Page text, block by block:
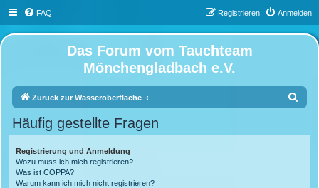
FAQ Anmelden
Registrieren
Das Forum vom Tauchteam
Mönchengladbach e.V.
Zurück zur Wasseroberfläche
Häufig gestellte Fragen
Registrierung und Anmeldung
Wozu muss ich mich registrieren?
Was ist COPPA?
Warum kann ich mich nicht registrieren?